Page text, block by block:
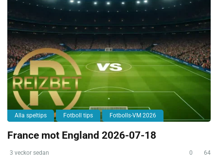
Alla speltips Fotboll tips Fotbolls-VM 2026
France mot England 2026-07-18
3 veckor sedan 0 64